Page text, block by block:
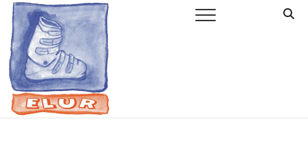
Saltar
contenido
Elur Taldea
EL CLUB DE ESQUÍ DE AMURRIO Y AYALA